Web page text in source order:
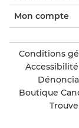
Mon compte
Conditions
Accessibilité
Boutique